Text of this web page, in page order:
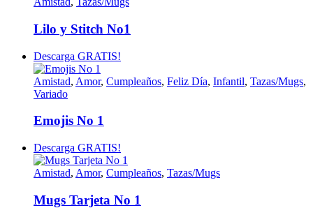
Lilo y Stitch No1
Descarga GRATIS!
Amistad, Amor, Cumpleaños, Feliz Día, Infantil, Tazas/Mugs,
Variado
Emojis No 1
Descarga GRATIS!
Amistad, Amor, Cumpleaños, Tazas/Mugs
Mugs Tarjeta No 1